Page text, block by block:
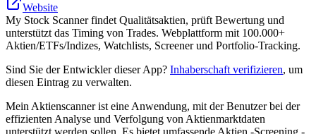
Website
My Stock Scanner findet Qualitätsaktien, prüft Bewertung und
unterstützt das Timing von Trades. Webplattform mit 100.000+
Aktien/ETFs/Indizes, Watchlists, Screener und Portfolio-Tracking.
Sind Sie der Entwickler dieser App? Inhaberschaft verifizieren, um
diesen Eintrag zu verwalten.
Mein Aktienscanner ist eine Anwendung, mit der Benutzer bei der
effizienten Analyse und Verfolgung von Aktienmarktdaten
unterstützt werden sollen. Es bietet umfassende Aktien -Screening -